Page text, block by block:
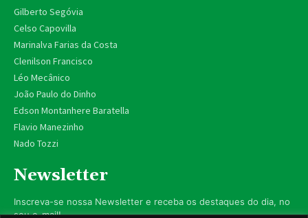
Gilberto Segóvia
Celso Capovilla
Marinalva Farias da Costa
Clenilson Francisco
Léo Mecânico
João Paulo do Dinho
Edson Montanhere Baratella
Flavio Manezinho
Nado Tozzi
Newsletter
Inscreva-se nossa Newsletter e receba os destaques do dia, no
seu e-mail!